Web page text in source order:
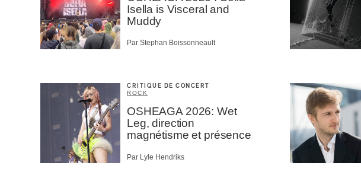
Isella is Visceral and
Muddy
Par Stephan Boissonneault
CRITIQUE DE CONCERT
ROCK
OSHEAGA 2026: Wet
Leg, direction
magnétisme et présence
Par Lyle Hendriks